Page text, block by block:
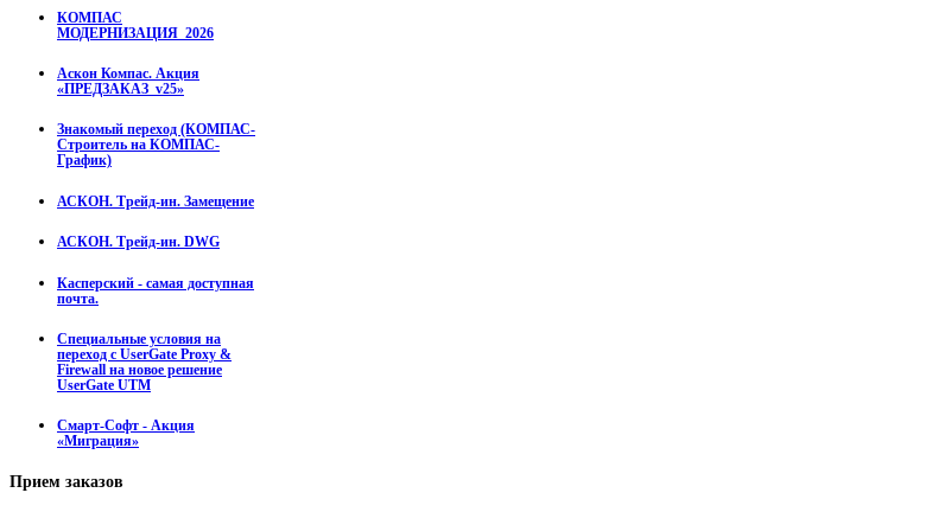
КОМПАС
МОДЕРНИЗАЦИЯ_2026
Аскон Компас. Акция
«ПРЕДЗАКАЗ_v25»
Знакомый переход (КОМПАС-
Строитель на КОМПАС-
График)
АСКОН. Трейд-ин. Замещение
АСКОН. Трейд-ин. DWG
Касперский - самая доступная
почта.
Специальные условия на
переход с UserGate Proxy &
Firewall на новое решение
UserGate UTM
Смарт-Софт - Акция
«Миграция»
Прием заказов